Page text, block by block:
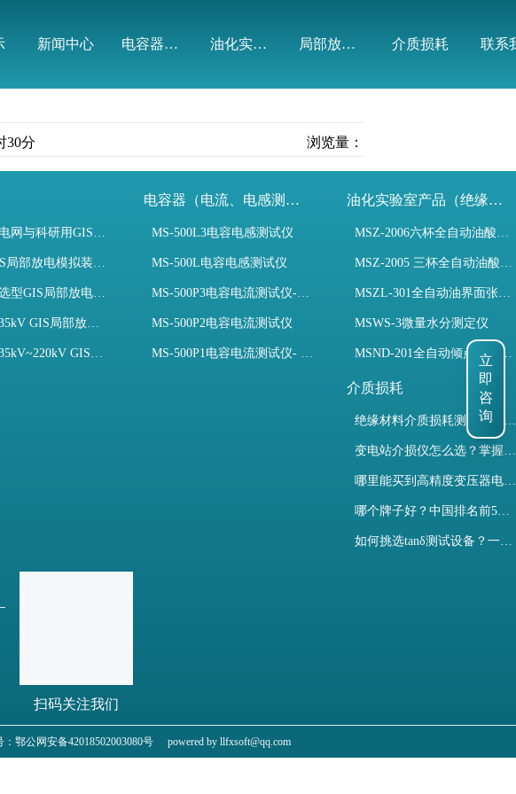
新闻中心 电容器（电流、电感测试） 油化实验室产品（绝缘油） 局部放电模拟装置 介质损耗 联系
30分 浏览量：
研用GIS局部放电模拟装置？
电模拟装置试验如何开展？
局部放电模拟装置？
部放电模拟装置检测试验与选型
GIS局部放电模拟装置？
电容器（电流、电感测试）
MS-500L3电容电感测试仪
MS-500L电容电感测试仪
MS-500P3电容电流测试仪-3PT、两种4PT、1PT连接方式
MS-500P2电容电流测试仪
MS-500P1电容电流测试仪- 支持3PT、4PT、1PT
油化实验室产品（绝缘油）
MSZ-2006六杯全自动油酸值测定仪
MSZ-2005 三杯全自动油酸值测定仪
MSZL-301全自动油界面张力仪
MSWS-3微量水分测定仪
MSND-201全自动倾点凝点测试仪
介质损耗
绝缘材料介质损耗测试仪怎么选？看木森电气B端定制如何升级测试效率
变电站介损仪怎么选？掌握采购要点-木森电气
哪里能买到高精度变压器电容量及介损测试仪？快速解决选型难题
哪个牌子好？中国排名前5介质损耗测试仪选型对比快速解决测量难题
如何挑选tanδ测试设备？一文掌握高压介质损耗测试仪采购核心
扫码关注我们
鄂公网安备42018502003080号 powered by llfxsoft@qq.com
立
即
咨
询